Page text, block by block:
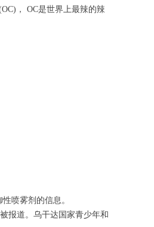
， OC是世界上最辣的辣
喷雾剂的信息。
报道。乌干达国家青少年和